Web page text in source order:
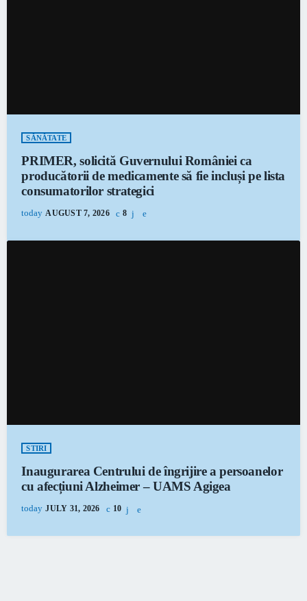
SĂNĂTATE
PRIMER, solicită Guvernului României ca
producătorii de medicamente să fie incluși pe lista
consumatorilor strategici
today AUGUST 7, 2026 8
STIRI
Inaugurarea Centrului de îngrijire a persoanelor
cu afecțiuni Alzheimer – UAMS Agigea
today JULY 31, 2026 10